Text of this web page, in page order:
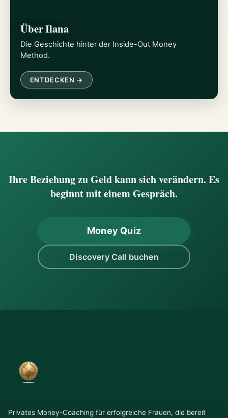
Über Ilana
Die Geschichte hinter der Inside-Out Money
Method.
ENTDECKEN →
Ihre Beziehung zu Geld kann sich verändern. Es
beginnt mit einem Gespräch.
Money Quiz
Discovery Call buchen
Privates Money-Coaching für erfolgreiche Frauen, die bereit